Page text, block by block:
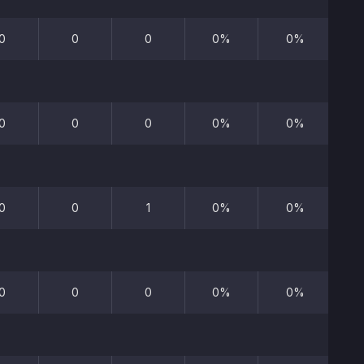
0 0 0% 0%
0 0 0% 0%
0 1 0% 0%
0 0 0% 0%